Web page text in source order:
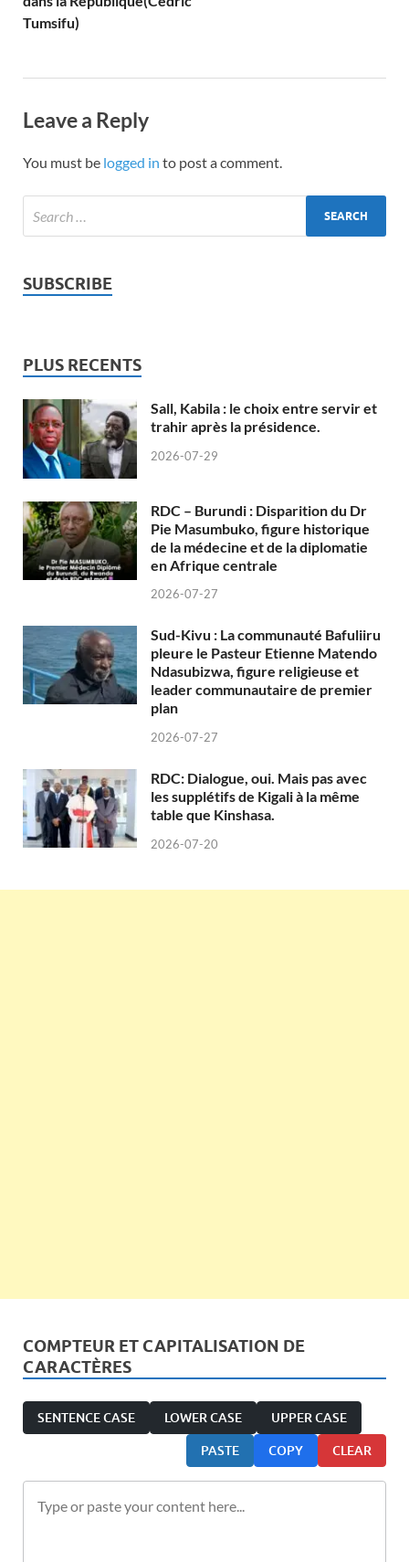
Tumsifu)
Leave a Reply
You must be logged in to post a comment.
SUBSCRIBE
PLUS RECENTS
Sall, Kabila : le choix entre servir et
trahir après la présidence.
2026-07-29
RDC – Burundi : Disparition du Dr
Pie Masumbuko, figure historique
de la médecine et de la diplomatie
en Afrique centrale
2026-07-27
Sud-Kivu : La communauté Bafuliiru
pleure le Pasteur Etienne Matendo
Ndasubizwa, figure religieuse et
leader communautaire de premier
plan
2026-07-27
RDC: Dialogue, oui. Mais pas avec
les supplétifs de Kigali à la même
table que Kinshasa.
2026-07-20
COMPTEUR ET CAPITALISATION DE
CARACTÈRES
SENTENCE CASE LOWER CASE UPPER CASE
PASTE COPY CLEAR